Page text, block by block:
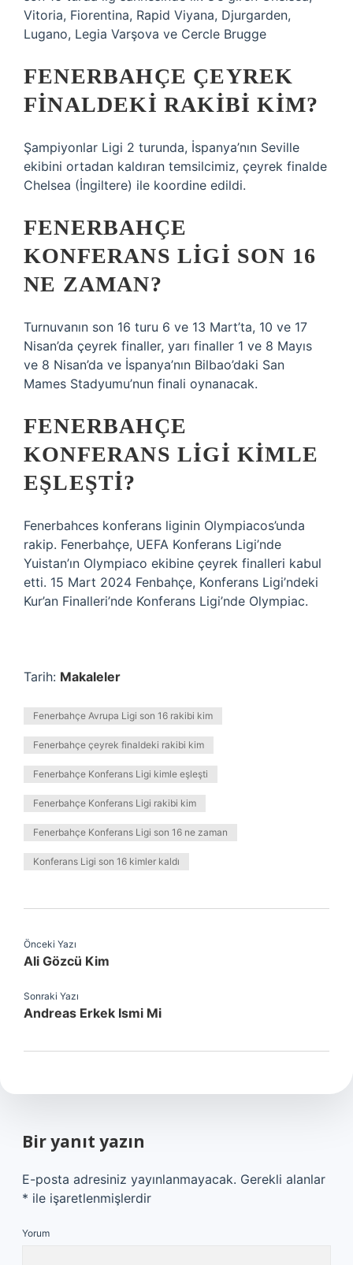
Vitoria, Fiorentina, Rapid Viyana, Djurgarden,
Lugano, Legia Varşova ve Cercle Brugge
FENERBAHÇE ÇEYREK
FINALDEKI RAKIBI KIM?
Şampiyonlar Ligi 2 turunda, İspanya’nın Seville
ekibini ortadan kaldıran temsilcimiz, çeyrek finalde
Chelsea (İngiltere) ile koordine edildi.
FENERBAHÇE
KONFERANS LIGI SON 16
NE ZAMAN?
Turnuvanın son 16 turu 6 ve 13 Mart’ta, 10 ve 17
Nisan’da çeyrek finaller, yarı finaller 1 ve 8 Mayıs
ve 8 Nisan’da ve İspanya’nın Bilbao’daki San
Mames Stadyumu’nun finali oynanacak.
FENERBAHÇE
KONFERANS LIGI KIMLE
EŞLEŞTI?
Fenerbahces konferans liginin Olympiacos’unda
rakip. Fenerbahçe, UEFA Konferans Ligi’nde
Yuistan’ın Olympiaco ekibine çeyrek finalleri kabul
etti. 15 Mart 2024 Fenbahçe, Konferans Ligi’ndeki
Kur’an Finalleri’nde Konferans Ligi’nde Olympiac.
Tarih: Makaleler
Fenerbahçe Avrupa Ligi son 16 rakibi kim
Fenerbahçe çeyrek finaldeki rakibi kim
Fenerbahçe Konferans Ligi kimle eşleşti
Fenerbahçe Konferans Ligi rakibi kim
Fenerbahçe Konferans Ligi son 16 ne zaman
Konferans Ligi son 16 kimler kaldı
Önceki Yazı
Ali Gözcü Kim
Sonraki Yazı
Andreas Erkek Ismi Mi
Bir yanıt yazın
E-posta adresiniz yayınlanmayacak. Gerekli alanlar
* ile işaretlenmişlerdir
Yorum